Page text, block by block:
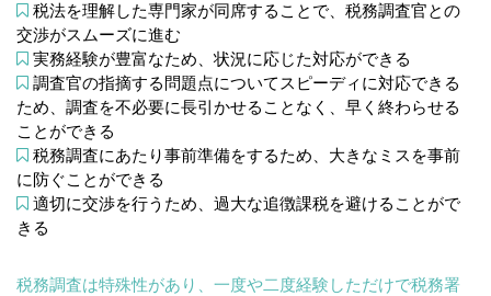
税法を理解した専門家が同席することで、税務調査官との
交渉がスムーズに進む
実務経験が豊富なため、状況に応じた対応ができる
調査官の指摘する問題点についてスピーディに対応できる
ため、調査を不必要に長引かせることなく、早く終わらせる
ことができる
税務調査にあたり事前準備をするため、大きなミスを事前
に防ぐことができる
適切に交渉を行うため、過大な追徴課税を避けることがで
きる
税務調査は特殊性があり、一度や二度経験しただけで税務署